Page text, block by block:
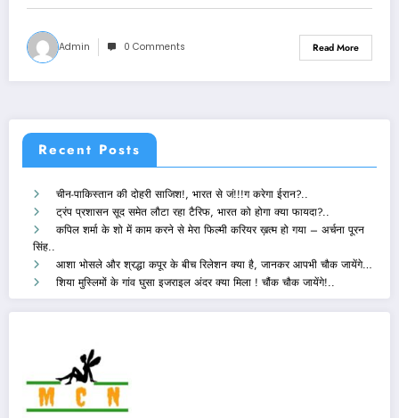
Admin 0 Comments Read More
Recent Posts
चीन-पाकिस्तान की दोहरी साजिश!, भारत से जं!!!ग करेगा ईरान?..
ट्रंप प्रशासन सूद समेत लौटा रहा टैरिफ, भारत को होगा क्या फायदा?..
कपिल शर्मा के शो में काम करने से मेरा फिल्मी करियर ख़त्म हो गया – अर्चना पूरन
सिंह..
आशा भोसले और श्रद्धा कपूर के बीच रिलेशन क्या है, जानकर आपभी चौक जायेंगे…
शिया मुस्लिमों के गांव घुसा इजराइल अंदर क्या मिला ! चौंक चौक जायेंगे!..